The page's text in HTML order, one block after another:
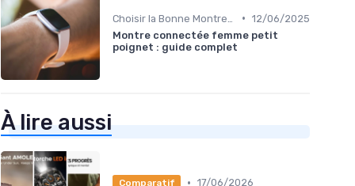
• 12/06/2025
Montre connectée femme petit
poignet : guide complet
À lire aussi
Comparatif • 17/06/2026